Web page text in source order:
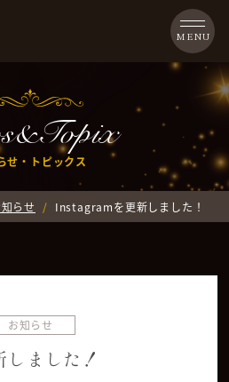
せ・トピックス
らせ Instagramを更新しました！
お知らせ
ました！